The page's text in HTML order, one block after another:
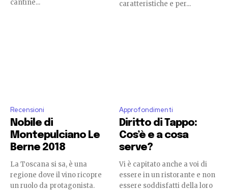
cantine...
caratteristiche e per...
Recensioni
Nobile di
Montepulciano Le
Berne 2018
La Toscana si sa, è una
regione dove il vino ricopre
un ruolo da protagonista.
Approfondimenti
Diritto di Tappo:
Cos’è e a cosa
serve?
Vi è capitato anche a voi di
essere in un ristorante e non
essere soddisfatti della loro